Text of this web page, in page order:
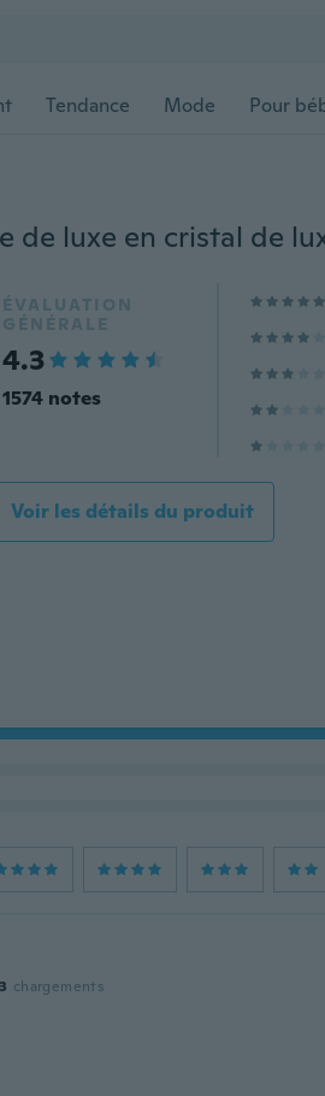
Tendance Mode Pour
ÉVALUATION
GÉNÉRALE
4.3
1574 notes
Voir les détails du produit
3 chargements